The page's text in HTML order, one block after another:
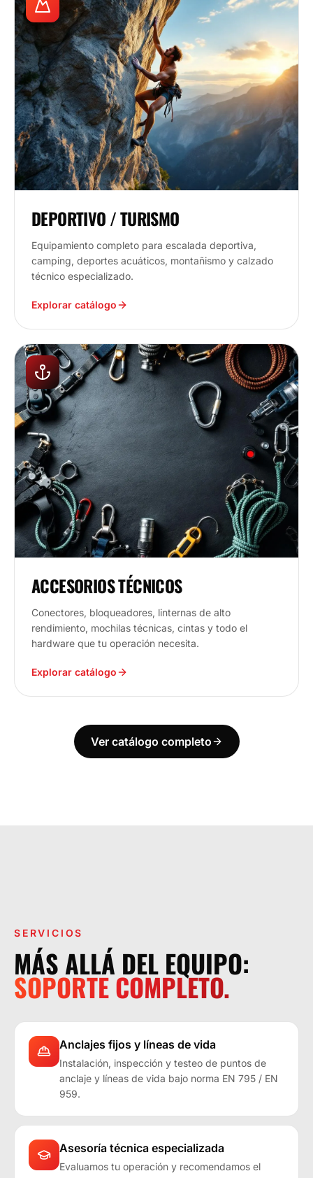
DEPORTIVO / TURISMO
Equipamiento completo para escalada deportiva,
camping, deportes acuáticos, montañismo y calzado
técnico especializado.
Explorar catálogo
ACCESORIOS TÉCNICOS
Conectores, bloqueadores, linternas de alto
rendimiento, mochilas técnicas, cintas y todo el
hardware que tu operación necesita.
Explorar catálogo
Ver catálogo completo
SERVICIOS
MÁS ALLÁ DEL EQUIPO:
SOPORTE COMPLETO.
Anclajes fijos y líneas de vida
Instalación, inspección y testeo de puntos de
anclaje y líneas de vida bajo norma EN 795 / EN
959.
Asesoría técnica especializada
Evaluamos tu operación y recomendamos el